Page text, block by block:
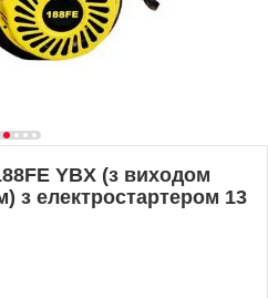
YBX (з виходом
з електростартером 13